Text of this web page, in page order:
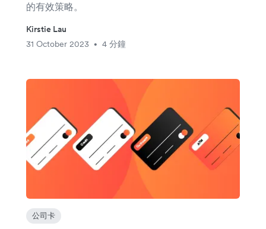
的有效策略。
Kirstie Lau
31 October 2023
• 4 分鐘
公司卡